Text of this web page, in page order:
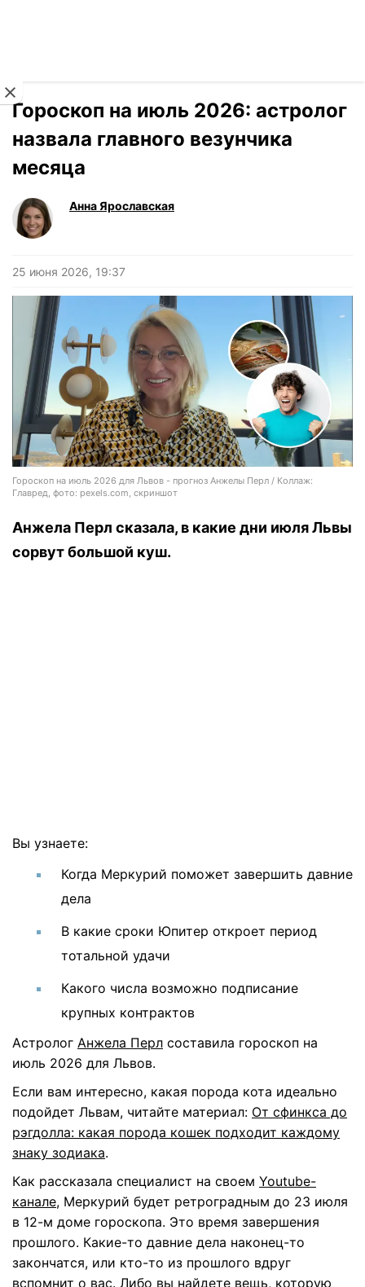
Гороскоп на июль 2026: астролог
назвала главного везунчика
месяца
Анна Ярославская
25 июня 2026, 19:37
Гороскоп на июль 2026 для Львов - прогноз Анжелы Перл / Коллаж:
Главред, фото: pexels.com, скриншот
Анжела Перл сказала, в какие дни июля Львы
сорвут большой куш.
Вы узнаете:
Когда Меркурий поможет завершить давние
дела
В какие сроки Юпитер откроет период
тотальной удачи
Какого числа возможно подписание
крупных контрактов
Астролог Анжела Перл составила гороскоп на
июль 2026 для Львов.
Если вам интересно, какая порода кота идеально
подойдет Львам, читайте материал: От сфинкса до
рэгдолла: какая порода кошек подходит каждому
знаку зодиака.
Как рассказала специалист на своем Youtube-
канале, Меркурий будет ретроградным до 23 июля
в 12-м доме гороскопа. Это время завершения
прошлого. Какие-то давние дела наконец-то
закончатся, или кто-то из прошлого вдруг
вспомнит о вас. Либо вы найдете вещь, которую